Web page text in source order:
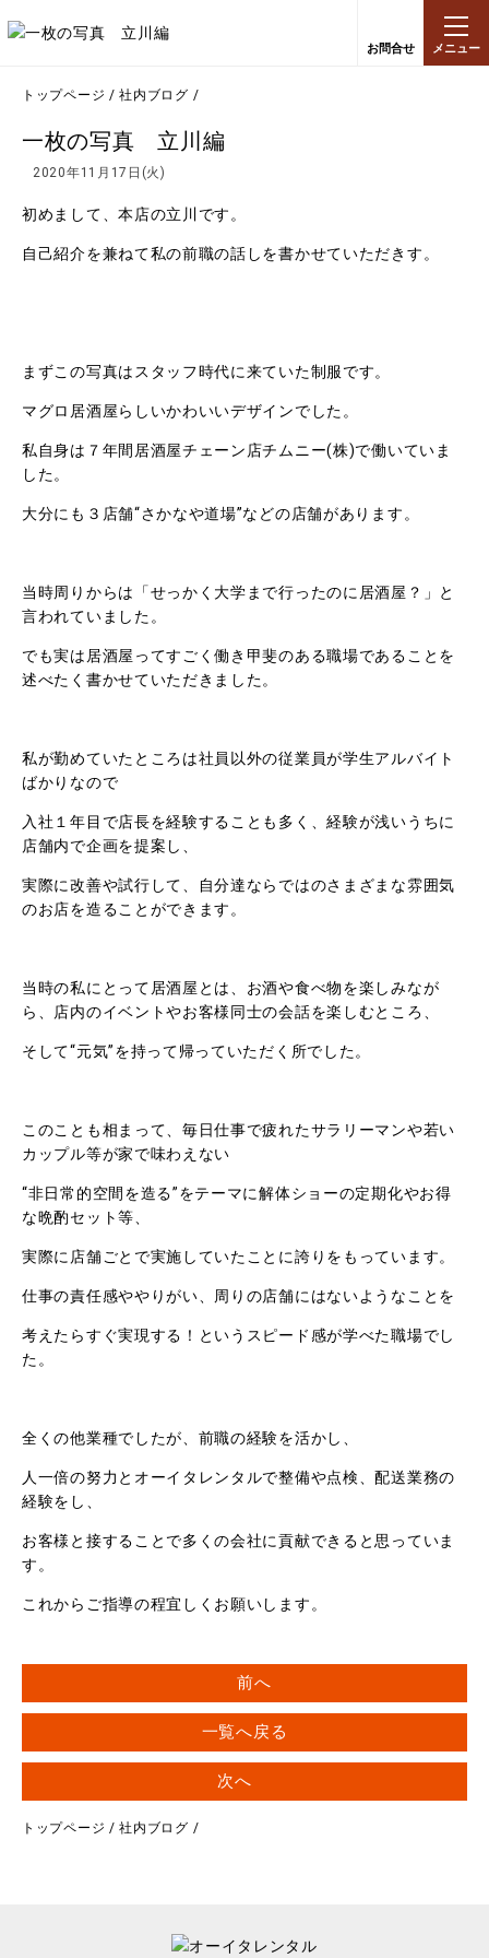
お問合せ メニュー
トップページ /社内ブログ /
一枚の写真 立川編
2020年11月17日(火)
初めまして、本店の立川です。
自己紹介を兼ねて私の前職の話しを書かせていただきす。
まずこの写真はスタッフ時代に来ていた制服です。
マグロ居酒屋らしいかわいいデザインでした。
私自身は７年間居酒屋チェーン店チムニー(株)で働いていま
した。
大分にも３店舗“さかなや道場”などの店舗があります。
当時周りからは「せっかく大学まで行ったのに居酒屋？」と
言われていました。
でも実は居酒屋ってすごく働き甲斐のある職場であることを
述べたく書かせていただきました。
私が勤めていたところは社員以外の従業員が学生アルバイト
ばかりなので
入社１年目で店長を経験することも多く、経験が浅いうちに
店舗内で企画を提案し、
実際に改善や試行して、自分達ならではのさまざまな雰囲気
のお店を造ることができます。
当時の私にとって居酒屋とは、お酒や食べ物を楽しみなが
ら、店内のイベントやお客様同士の会話を楽しむところ、
そして“元気”を持って帰っていただく所でした。
このことも相まって、毎日仕事で疲れたサラリーマンや若い
カップル等が家で味わえない
“非日常的空間を造る”をテーマに解体ショーの定期化やお得
な晩酌セット等、
実際に店舗ごとで実施していたことに誇りをもっています。
仕事の責任感ややりがい、周りの店舗にはないようなことを
考えたらすぐ実現する！というスピード感が学べた職場でし
た。
全くの他業種でしたが、前職の経験を活かし、
人一倍の努力とオーイタレンタルで整備や点検、配送業務の
経験をし、
お客様と接することで多くの会社に貢献できると思っていま
す。
これからご指導の程宜しくお願いします。
前へ
一覧へ戻る
次へ
トップページ /社内ブログ /